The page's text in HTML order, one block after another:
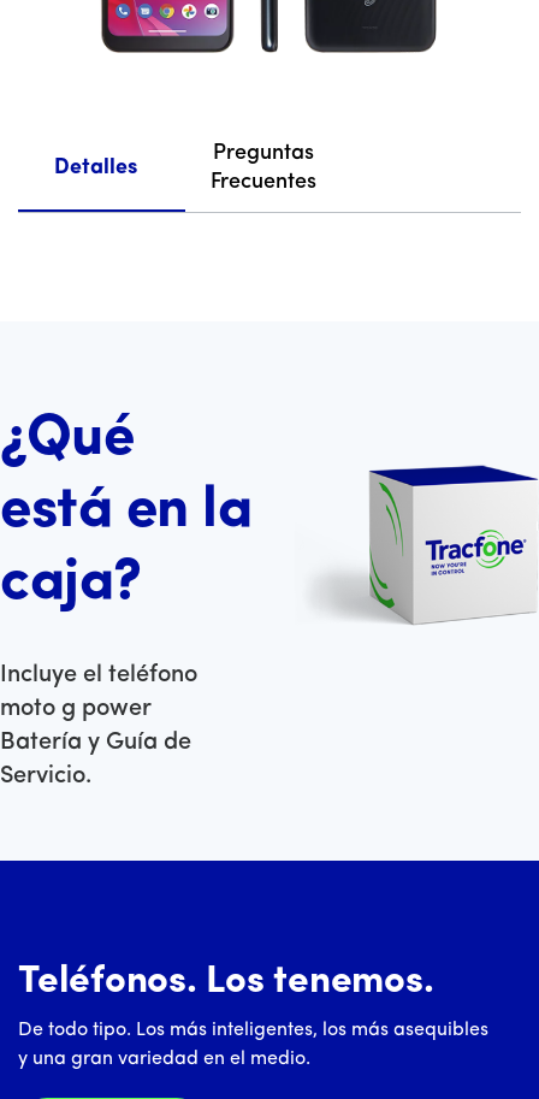
Detalles
Preguntas
Frecuentes
¿Qué
está en la
caja?
Incluye el teléfono
moto g power
Batería y Guía de
Servicio.
Teléfonos. Los tenemos.
De todo tipo. Los más inteligentes, los más asequibles
y una gran variedad en el medio.